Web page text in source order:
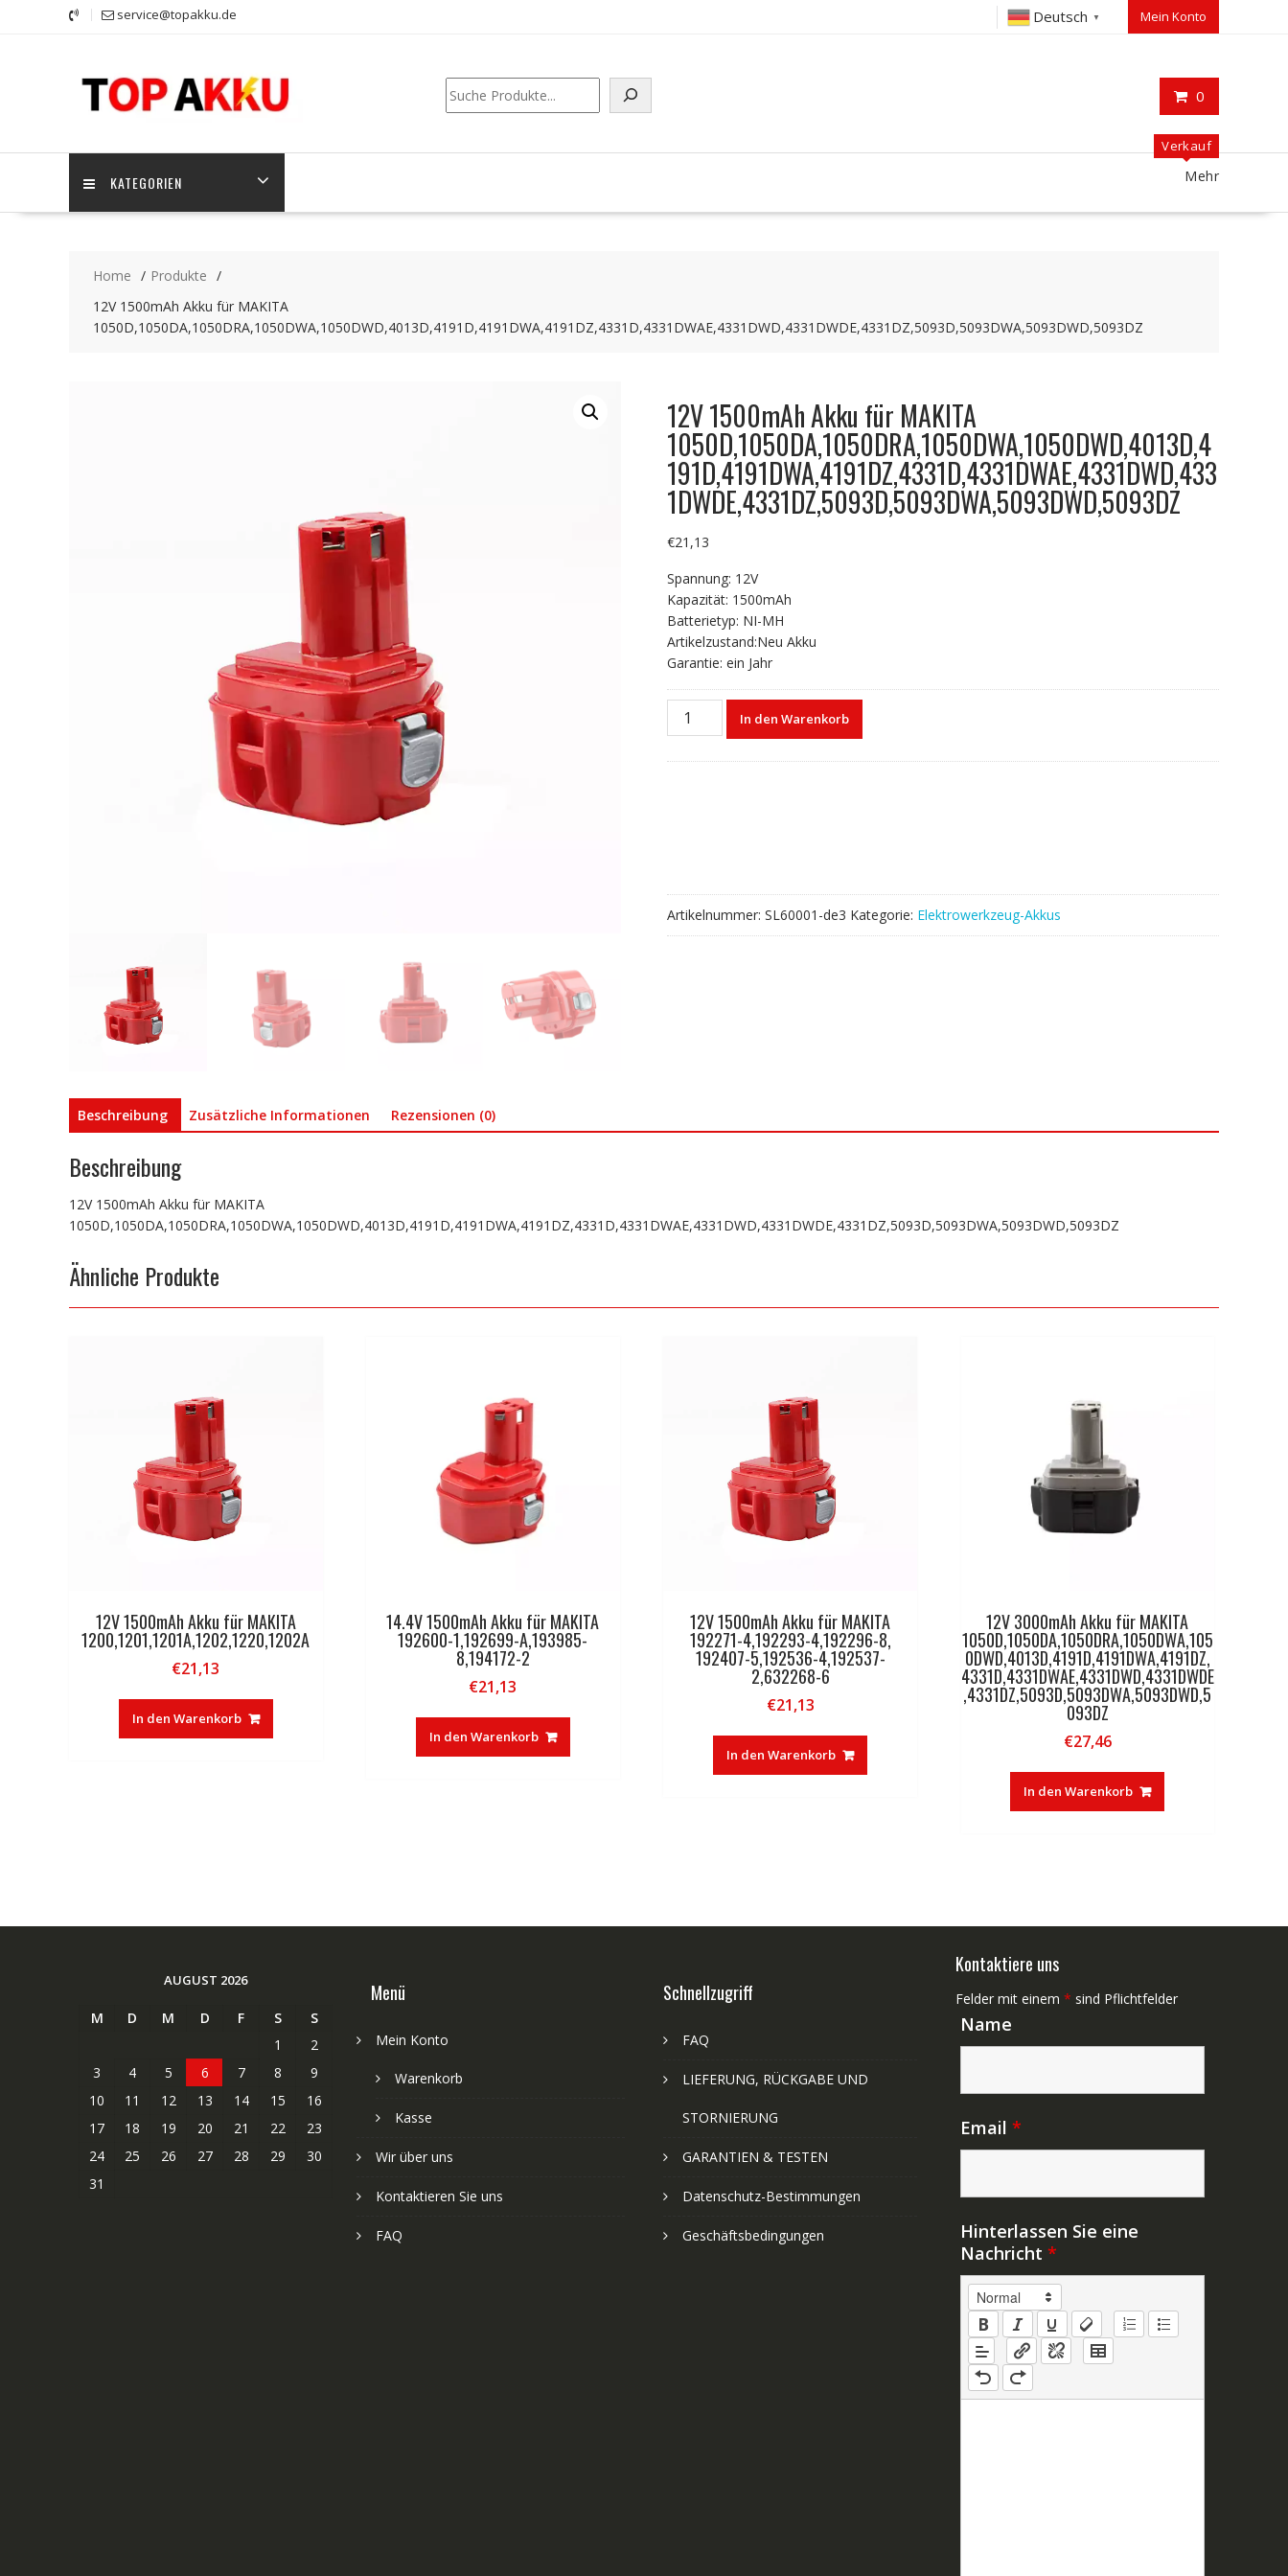
service@topakku.de Deutsch ▼ Mein Konto
0
Suchen
KATEGORIEN
Verkauf
Mehr
Home
Produkte
12V 1500mAh Akku für MAKITA
1050D,1050DA,1050DRA,1050DWA,1050DWD,4013D,4191D,4191DWA,4191DZ,4331D,4331DWAE,4331DWD,4331DWDE,4331DZ,5093D,5093DWA,5093DWD,5093DZ
12V 1500mAh Akku für MAKITA
1050D,1050DA,1050DRA,1050DWA,1050DWD,4013D,4
191D,4191DWA,4191DZ,4331D,4331DWAE,4331DWD,433
1DWDE,4331DZ,5093D,5093DWA,5093DWD,5093DZ
€21,13
Spannung: 12V
Kapazität: 1500mAh
Batterietyp: NI-MH
Artikelzustand:Neu Akku
Garantie: ein Jahr
12V
1500mAh
In den Warenkorb
Artikelnummer: SL60001-de3 Kategorie: Elektrowerkzeug-Akkus
Beschreibung Zusätzliche Informationen Rezensionen (0)
Beschreibung
12V 1500mAh Akku für MAKITA
1050D,1050DA,1050DRA,1050DWA,1050DWD,4013D,4191D,4191DWA,4191DZ,4331D,4331DWAE,4331DWD,4331DWDE,4331DZ,5093D,5093DWA,5093DWD,5093DZ
Ähnliche Produkte
12V 1500mAh Akku für MAKITA
1200,1201,1201A,1202,1220,1202A
€21,13
In den Warenkorb
14.4V 1500mAh Akku für MAKITA
192600-1,192699-A,193985-
8,194172-2
€21,13
In den Warenkorb
12V 1500mAh Akku für MAKITA
192271-4,192293-4,192296-8,
192407-5,192536-4,192537-
2,632268-6
€21,13
In den Warenkorb
12V 3000mAh Akku für MAKITA
1050D,1050DA,1050DRA,1050DWA,105
0DWD,4013D,4191D,4191DWA,4191DZ,
4331D,4331DWAE,4331DWD,4331DWDE
,4331DZ,5093D,5093DWA,5093DWD,5
093DZ
€27,46
In den Warenkorb
AUGUST 2026
M D M D F S
S
1
2
3
4 5 6 7 8
9
10
11 12 13 14 15
16
17
18 19 20 21 22
23
24
25 26 27 28 29
30
31
Menü
Mein Konto
Warenkorb
Kasse
Wir über uns
Kontaktieren Sie uns
FAQ
Schnellzugriff
FAQ
LIEFERUNG, RÜCKGABE UND
STORNIERUNG
GARANTIEN & TESTEN
Datenschutz-Bestimmungen
Geschäftsbedingungen
Kontaktiere uns
Felder mit einem * sind Pflichtfelder
Name
Email *
Hinterlassen Sie eine
Nachricht *